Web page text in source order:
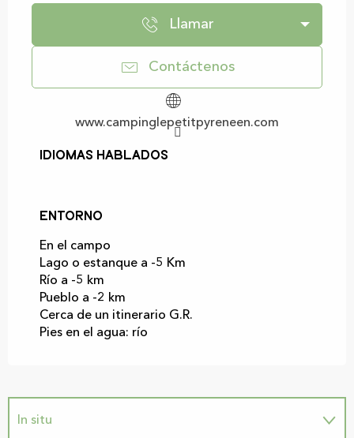
Llamar
Contáctenos
www.campinglepetitpyreneen.com
Idiomas hablados
Idiomas hablados
Entorno
Entorno
En el campo
Lago o estanque a -5 Km
Río a -5 km
Pueblo a -2 km
Cerca de un itinerario G.R.
Pies en el agua: río
In situ